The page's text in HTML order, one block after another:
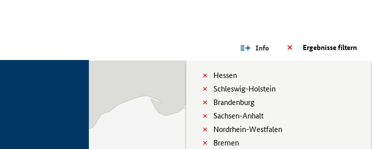
Ergebnisse filtern
Info
Hessen
Schleswig-Holstein
Brandenburg
Sachsen-Anhalt
Nordrhein-Westfalen
Bremen